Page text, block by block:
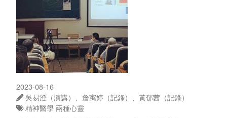
2023-08-16
吳易澄（演講）、詹㝢婷（記錄）、黃郁茜（記錄）
精神醫學 兩種心靈